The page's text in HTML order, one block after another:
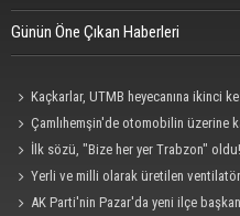
Günün Öne Çıkan Haberleri
Kaçkarlar, UTMB heyecanına ikinci
Çamlıhemşin'de otomobilin üzerine
İlk sözü, "Bize her yer Trabzon" oldu!
Yerli ve milli olarak üretilen
AK Parti'nin Pazar'da yeni ilçe